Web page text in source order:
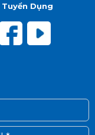
Tuyển Dụng